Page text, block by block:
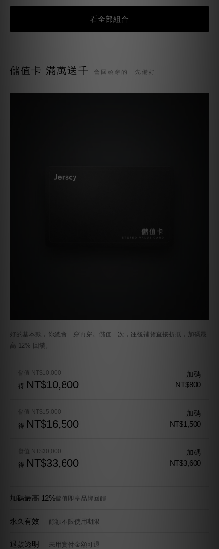
看全部組合
儲值卡 滿萬送千 會回頭穿的，先備好
好的基本款，你總會一穿再穿。儲值一次，往後補貨直接折抵，加碼最
高 12% 回饋。
儲值 NT$10,000
得 NT$10,800
加碼
NT$800
儲值 NT$15,000
得 NT$16,500
加碼
NT$1,500
儲值 NT$30,000
得 NT$33,600
加碼
NT$3,600
加碼最高 12%儲值即享品牌回饋
永久有效 餘額不限使用期限
退款透明 未用實付金額可退